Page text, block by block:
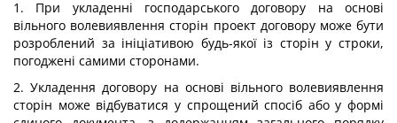
1. При укладенні господарського договору на основі
вільного волевиявлення сторін проект договору може бути
розроблений за ініціативою будь-якої із сторін у строки,
погоджені самими сторонами.
2. Укладення договору на основі вільного волевиявлення
сторін може відбуватися у спрощений спосіб або у формі